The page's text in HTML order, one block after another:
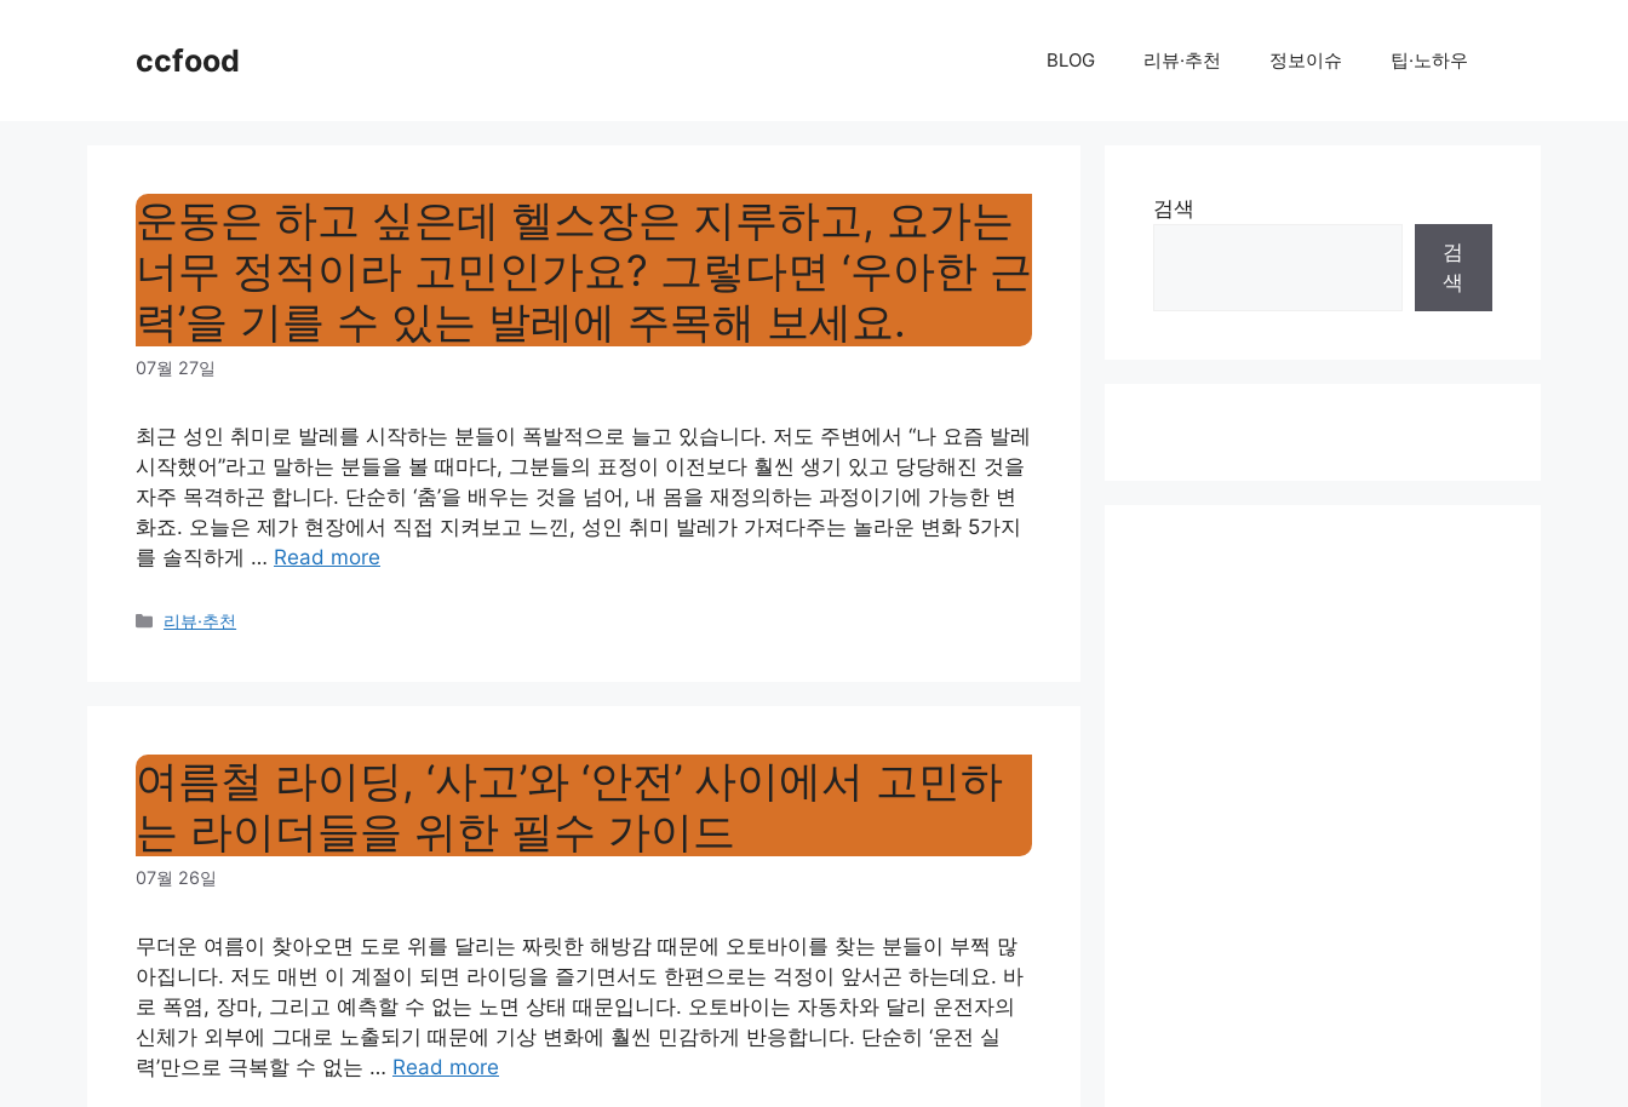
ccfood BLOG 리뷰·추천 정보이슈 팁·노하우
운동은 하고 싶은데 헬스장은 지루하고, 요가는
너무 정적이라 고민인가요? 그렇다면 ‘우아한 근
력’을 기를 수 있는 발레에 주목해 보세요.
07월 27일
최근 성인 취미로 발레를 시작하는 분들이 폭발적으로 늘고 있습니다. 저도 주변에서 “나 요즘 발레
시작했어”라고 말하는 분들을 볼 때마다, 그분들의 표정이 이전보다 훨씬 생기 있고 당당해진 것을
자주 목격하곤 합니다. 단순히 ‘춤’을 배우는 것을 넘어, 내 몸을 재정의하는 과정이기에 가능한 변
화죠. 오늘은 제가 현장에서 직접 지켜보고 느낀, 성인 취미 발레가 가져다주는 놀라운 변화 5가지
를 솔직하게 … Read more
Categories
리뷰·추천
여름철 라이딩, ‘사고’와 ‘안전’ 사이에서 고민하
는 라이더들을 위한 필수 가이드
07월 26일
무더운 여름이 찾아오면 도로 위를 달리는 짜릿한 해방감 때문에 오토바이를 찾는 분들이 부쩍 많
아집니다. 저도 매번 이 계절이 되면 라이딩을 즐기면서도 한편으로는 걱정이 앞서곤 하는데요. 바
로 폭염, 장마, 그리고 예측할 수 없는 노면 상태 때문입니다. 오토바이는 자동차와 달리 운전자의
신체가 외부에 그대로 노출되기 때문에 기상 변화에 훨씬 민감하게 반응합니다. 단순히 ‘운전 실
력’만으로 극복할 수 없는 … Read more
검색
검
색